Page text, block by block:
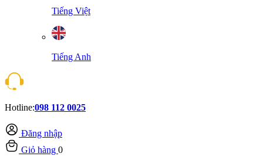
Tiếng Việt
Tiếng Anh
Hotline:098 112 0025
Đăng nhập
Giỏ hàng 0